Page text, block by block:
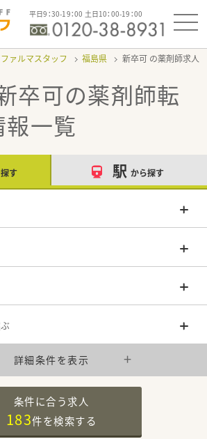
平日9：30-19：00 土日10：00-19：00
ァルマスタッフ 福島県 新卒可
卒可の薬剤師転
報一覧
す 駅 から探す
詳細条件を表示
条件に合う求人
183件を検索する